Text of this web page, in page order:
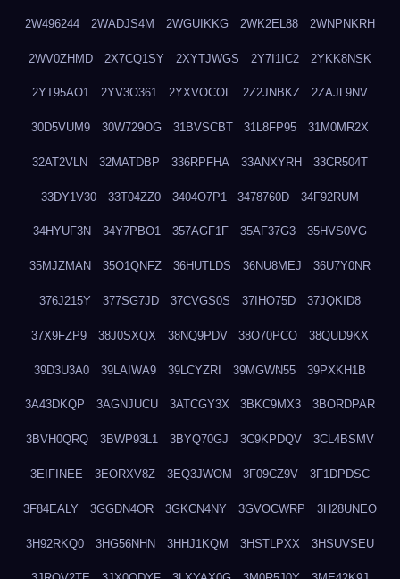
2W496244 2WADJS4M 2WGUIKKG 2WK2EL88 2WNPNKRH
2WV0ZHMD 2X7CQ1SY 2XYTJWGS 2Y7I1IC2 2YKK8NSK
2YT95AO1 2YV3O361 2YXVOCOL 2Z2JNBKZ 2ZAJL9NV
30D5VUM9 30W729OG 31BVSCBT 31L8FP95 31M0MR2X
32AT2VLN 32MATDBP 336RPFHA 33ANXYRH 33CR504T
33DY1V30 33T04ZZ0 3404O7P1 3478760D 34F92RUM
34HYUF3N 34Y7PBO1 357AGF1F 35AF37G3 35HVS0VG
35MJZMAN 35O1QNFZ 36HUTLDS 36NU8MEJ 36U7Y0NR
376J215Y 377SG7JD 37CVGS0S 37IHO75D 37JQKID8
37X9FZP9 38J0SXQX 38NQ9PDV 38O70PCO 38QUD9KX
39D3U3A0 39LAIWA9 39LCYZRI 39MGWN55 39PXKH1B
3A43DKQP 3AGNJUCU 3ATCGY3X 3BKC9MX3 3BORDPAR
3BVH0QRQ 3BWP93L1 3BYQ70GJ 3C9KPDQV 3CL4BSMV
3EIFINEE 3EORXV8Z 3EQ3JWOM 3F09CZ9V 3F1DPDSC
3F84EALY 3GGDN4OR 3GKCN4NY 3GVOCWRP 3H28UNEO
3H92RKQ0 3HG56NHN 3HHJ1KQM 3HSTLPXX 3HSUVSEU